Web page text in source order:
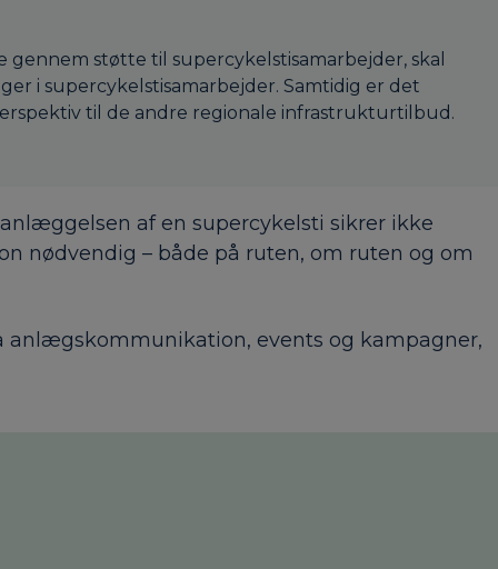
støtte til supercykelstisamarbejder, skal
i supercykelstisamarbejder. Samtidig er det
til de andre regionale infrastrukturtilbud.
af en supercykelsti sikrer ikke
nødvendig – både på ruten, om ruten og om
anlægskommunikation, events og kampagner,